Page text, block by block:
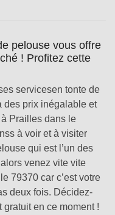
pelouse vous offre
! Profitez cette
servicesen tonte de
des prix inégalable et
Prailles dans le
à voir et à visiter
qui est l’un des
venez vite vite
79370 car c’est votre
deux fois. Décidez-
en ce moment !